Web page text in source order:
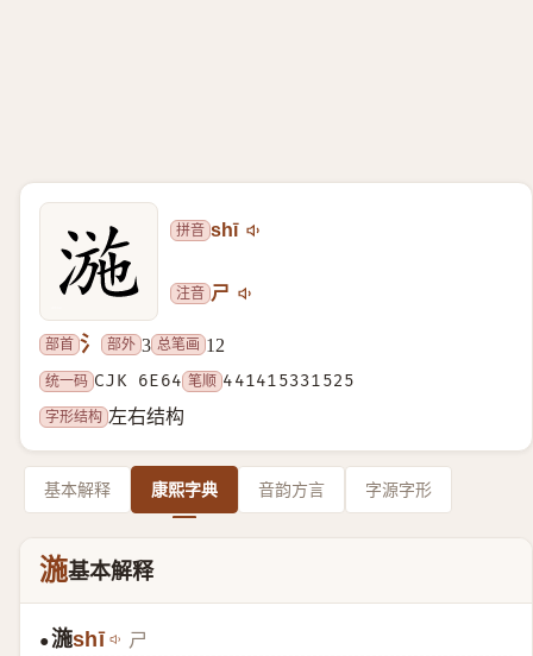
拼音 shī
注音 ㄕ
部首 氵 部外 3 总笔画 12
统一码 CJK 6E64 笔顺 441415331525
字形结构 左右结构
基本解释 康熙字典 音韵方言 字源字形
湤基本解释
●湤shī ㄕ